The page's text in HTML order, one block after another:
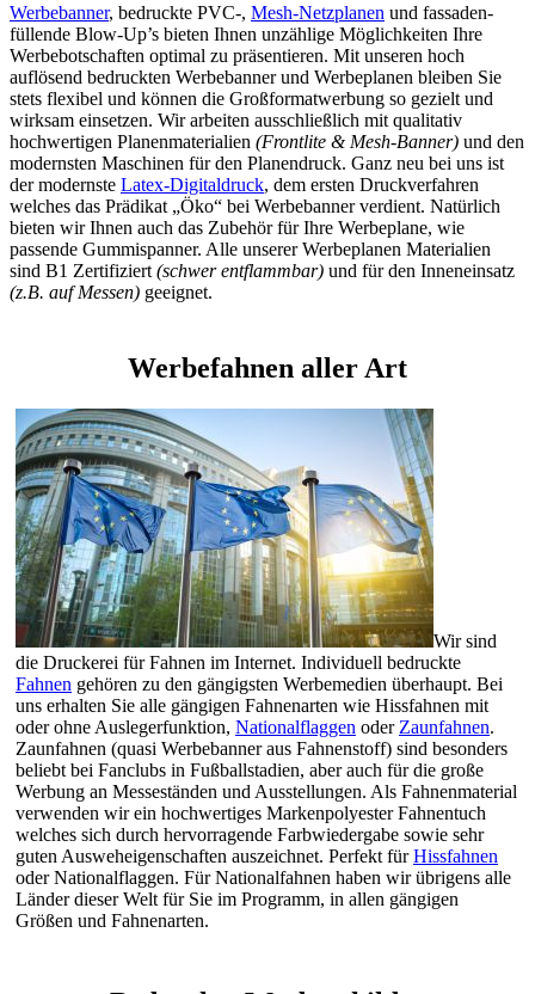
Werbebanner, bedruckte PVC-, Mesh-Netzplanen und fassaden-
füllende Blow-Up’s bieten Ihnen unzählige Möglichkeiten Ihre
Werbebotschaften optimal zu präsentieren. Mit unseren hoch
auflösend bedruckten Werbebanner und Werbeplanen bleiben Sie
stets flexibel und können die Großformatwerbung so gezielt und
wirksam einsetzen. Wir arbeiten ausschließlich mit qualitativ
hochwertigen Planenmaterialien (Frontlite & Mesh-Banner) und den
modernsten Maschinen für den Planendruck. Ganz neu bei uns ist
der modernste Latex-Digitaldruck, dem ersten Druckverfahren
welches das Prädikat „Öko“ bei Werbebanner verdient. Natürlich
bieten wir Ihnen auch das Zubehör für Ihre Werbeplane, wie
passende Gummispanner. Alle unserer Werbeplanen Materialien
sind B1 Zertifiziert (schwer entflammbar) und für den Inneneinsatz
(z.B. auf Messen) geeignet.
Werbefahnen aller Art
Wir sind
die Druckerei für Fahnen im Internet. Individuell bedruckte
Fahnen gehören zu den gängigsten Werbemedien überhaupt. Bei
uns erhalten Sie alle gängigen Fahnenarten wie Hissfahnen mit
oder ohne Auslegerfunktion, Nationalflaggen oder Zaunfahnen.
Zaunfahnen (quasi Werbebanner aus Fahnenstoff) sind besonders
beliebt bei Fanclubs in Fußballstadien, aber auch für die große
Werbung an Messeständen und Ausstellungen. Als Fahnenmaterial
verwenden wir ein hochwertiges Markenpolyester Fahnentuch
welches sich durch hervorragende Farbwiedergabe sowie sehr
guten Ausweheigenschaften auszeichnet. Perfekt fürHissfahnen
oder Nationalflaggen. Für Nationalfahnen haben wir übrigens alle
Länder dieser Welt für Sie im Programm, in allen gängigen
Größen und Fahnenarten.